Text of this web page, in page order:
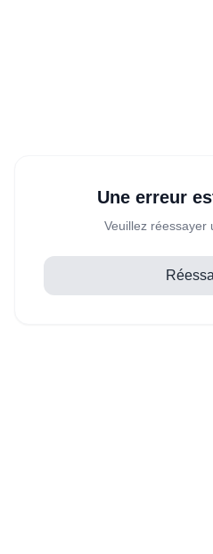
Une erreur
Veuillez réessayer